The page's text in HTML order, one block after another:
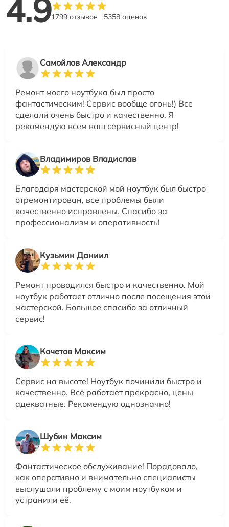
4.91799 отзывов 5358 оценок
Самойлов Александр
Ремонт моего ноутбука был просто
фантастическим! Сервис вообще огонь!) Все
сделали очень быстро и качественно. Я
рекомендую всем ваш сервисный центр!
Владимиров Владислав
Благодаря мастерской мой ноутбук был быстро
отремонтирован, все проблемы были
качественно исправлены. Спасибо за
профессионализм и оперативность!
Кузьмин Даниил
Ремонт проводился быстро и качественно. Мой
ноутбук работает отлично после посещения этой
мастерской. Большое спасибо за отличный
сервис!
Кочетов Максим
Сервис на высоте! Ноутбук починили быстро и
качественно. Всё работает прекрасно, цены
адекватные. Рекомендую однозначно!
Шубин Максим
Фантастическое обслуживание! Порадовало,
как оперативно и внимательно специалисты
выслушали проблему с моим ноутбуком и
устранили её.